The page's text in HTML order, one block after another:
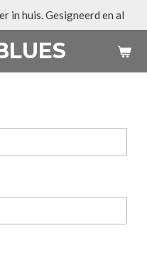
in huis. Gesigneerd en al